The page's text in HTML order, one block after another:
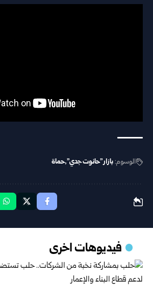
الوسوم:بازار "حانوت جدي" حماة
فيديوهات اخرى